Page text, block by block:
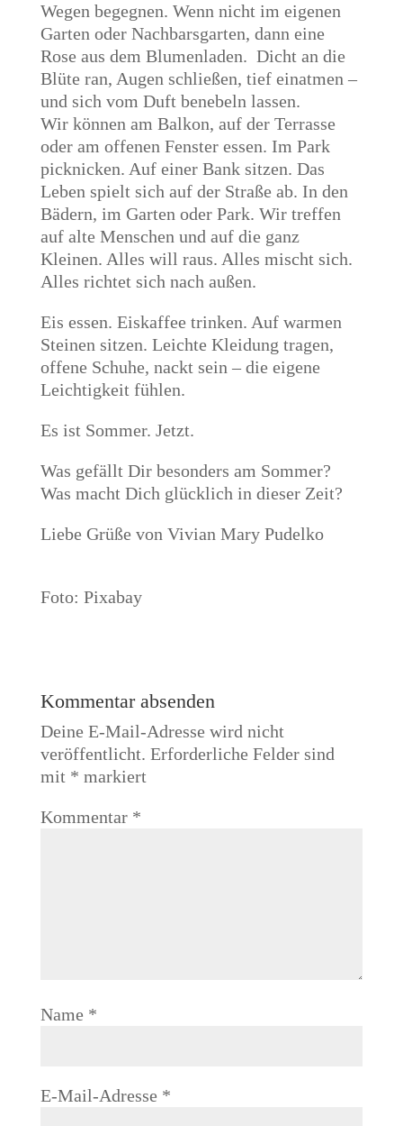
Wegen begegnen. Wenn nicht im eigenen
Garten oder Nachbarsgarten, dann eine
Rose aus dem Blumenladen. Dicht an die
Blüte ran, Augen schließen, tief einatmen –
und sich vom Duft benebeln lassen.
Wir können am Balkon, auf der Terrasse
oder am offenen Fenster essen. Im Park
picknicken. Auf einer Bank sitzen. Das
Leben spielt sich auf der Straße ab. In den
Bädern, im Garten oder Park. Wir treffen
auf alte Menschen und auf die ganz
Kleinen. Alles will raus. Alles mischt sich.
Alles richtet sich nach außen.
Eis essen. Eiskaffee trinken. Auf warmen
Steinen sitzen. Leichte Kleidung tragen,
offene Schuhe, nackt sein – die eigene
Leichtigkeit fühlen.
Es ist Sommer. Jetzt.
Was gefällt Dir besonders am Sommer?
Was macht Dich glücklich in dieser Zeit?
Liebe Grüße von Vivian Mary Pudelko
Foto: Pixabay
Kommentar absenden
Deine E-Mail-Adresse wird nicht
veröffentlicht. Erforderliche Felder sind
mit * markiert
Kommentar *
Name *
E-Mail-Adresse *